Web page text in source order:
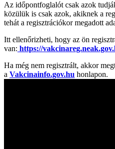
Az időpontfoglalót csak azok
közülük is csak azok, akiknek a
tehát a regisztrációkor megadott
Itt ellenőrizheti, hogy az ön
van: https://
Ha még nem regisztrált, akkor
a Vakcinainfo.gov.hu honlapon.